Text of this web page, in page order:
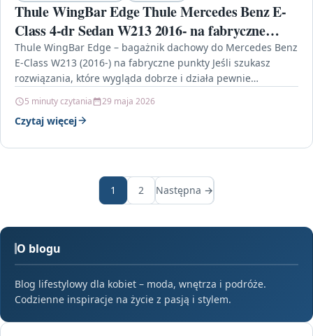
Thule WingBar Edge Thule Mercedes Benz E-
Class 4-dr Sedan W213 2016- na fabryczne
punkty czarny
Thule WingBar Edge – bagażnik dachowy do Mercedes Benz
E-Class W213 (2016-) na fabryczne punkty Jeśli szukasz
rozwiązania, które wygląda dobrze i działa pewnie…
5 minuty czytania 29 maja 2026
Czytaj więcej
1 2 Następna →
O blogu
Blog lifestylowy dla kobiet – moda, wnętrza i podróże.
Codzienne inspiracje na życie z pasją i stylem.